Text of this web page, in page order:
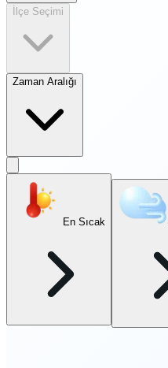
İlçe Seçimi
Zaman Aralığı
En Sıcak